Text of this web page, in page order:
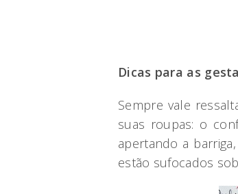
Dicas para as
Sempre vale
suas roupas: o
apertando a
estão sufocados